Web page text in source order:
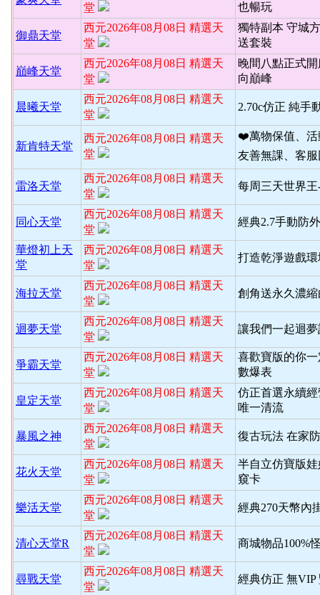
堂
也暢玩
御鼎天堂
西元2026年08月08日 精選天
堂
獨特副本 守城
送套裝
巔峰天堂
西元2026年08月08日 精選天
堂
晚間八點正式
向巔峰
晨曦天堂
西元2026年08月08日 精選天
堂
2.70c仿正 純手
新肯特天堂
西元2026年08月08日 精選天
堂
❤️萬物保值、活
友善無課、客
雷洛天堂
西元2026年08月08日 精選天
堂
每周三天世界
同心天堂
西元2026年08月08日 精選天
堂
經典2.7手動防
華燈初上天
堂
西元2026年08月08日 精選天
堂
打造乾淨遊戲
海拉天堂
西元2026年08月08日 精選天
堂
創角送永久濃
迴夢天堂
西元2026年08月08日 精選天
堂
讓我們一起迴
爭霸天堂
西元2026年08月08日 精選天
堂
喜歡寶版的你
數爆表
皇定天堂
西元2026年08月08日 精選天
堂
仿正首選永續
唯一清流
暴風之神
西元2026年08月08日 精選天
堂
復古玩法 在家
花火天堂
西元2026年08月08日 精選天
堂
半自立仿寶版
窺卡
樂活天堂
西元2026年08月08日 精選天
堂
經典270天幣內
清心天堂R
西元2026年08月08日 精選天
堂
商城物品100%
尋戰天堂
西元2026年08月08日 精選天
堂
經典仿正 無VIP